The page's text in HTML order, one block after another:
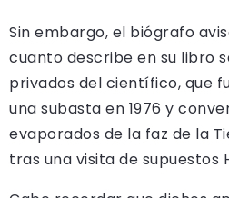
Sin embargo, el biógrafo
cuanto describe en su libro
privados del científico, que
una subasta en 1976 y
evaporados de la faz de la
tras una visita de supuestos